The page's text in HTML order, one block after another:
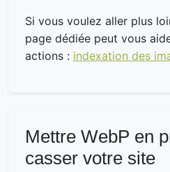
Si vous voulez aller plus
page dédiée peut vous
actions : indexation des
Mettre WebP en
casser votre site